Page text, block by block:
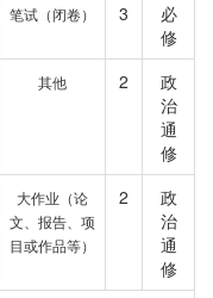
笔试（闭卷） 3
必
修
其他 2
政
治
通
修
大作业（论
文、报告、项
目或作品等）
2
政
治
通
修